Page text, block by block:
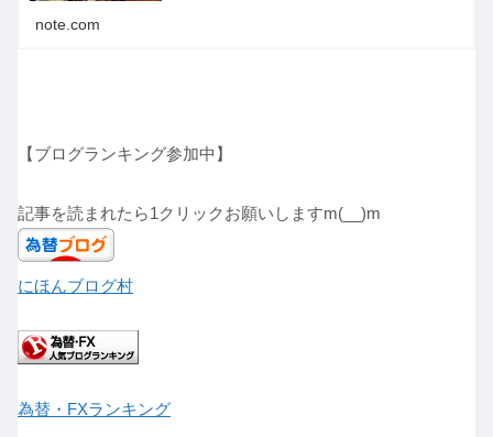
note.com
【ブログランキング参加中】
記事を読まれたら1クリックお願いしますm(__)m
にほんブログ村
為替・FXランキング